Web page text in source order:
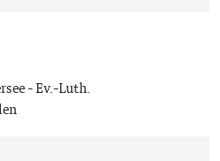
Ev.-Luth.